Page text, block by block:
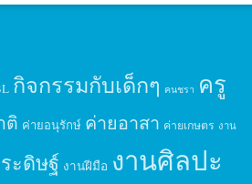
กิจกรรมกับเด็กๆ คนชรา ครู
ติ ค่ายอนุรักษ์ ค่ายอาสา ค่ายเกษตร งาน
ะดิษฐ์ งานฝีมือ งานศิลปะ